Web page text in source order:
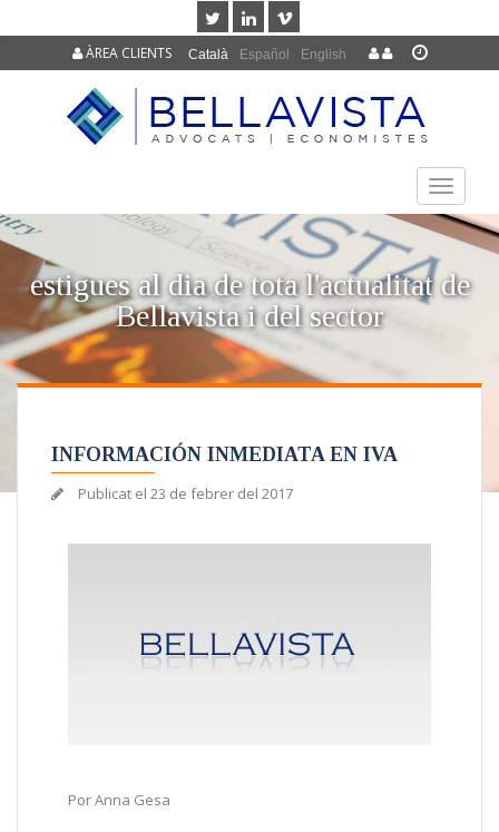
Català Español English
ÀREA CLIENTS
TOGGLE
estigues al dia de tota l'actualitat de
Bellavista i del sector
INFORMACIÓN INMEDIATA EN IVA
Publicat el 23 de febrer del 2017
Por Anna Gesa